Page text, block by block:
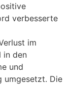
verbesserte
im
in den
und
umgesetzt. Die